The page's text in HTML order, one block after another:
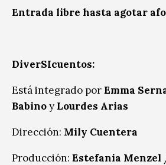
Entrada libre hasta agotar
DiverSIcuentos:
Está integrado porEmma
Babinoy Lourdes Arias
Dirección: Mily Cuentera
Producción: Estefania Menzel